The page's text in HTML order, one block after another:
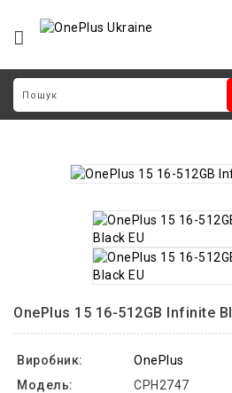
OnePlus 15 16-512GB Infinite
Виробник:
OnePlus
Модель:
CPH2747